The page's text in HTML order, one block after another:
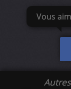
Vous